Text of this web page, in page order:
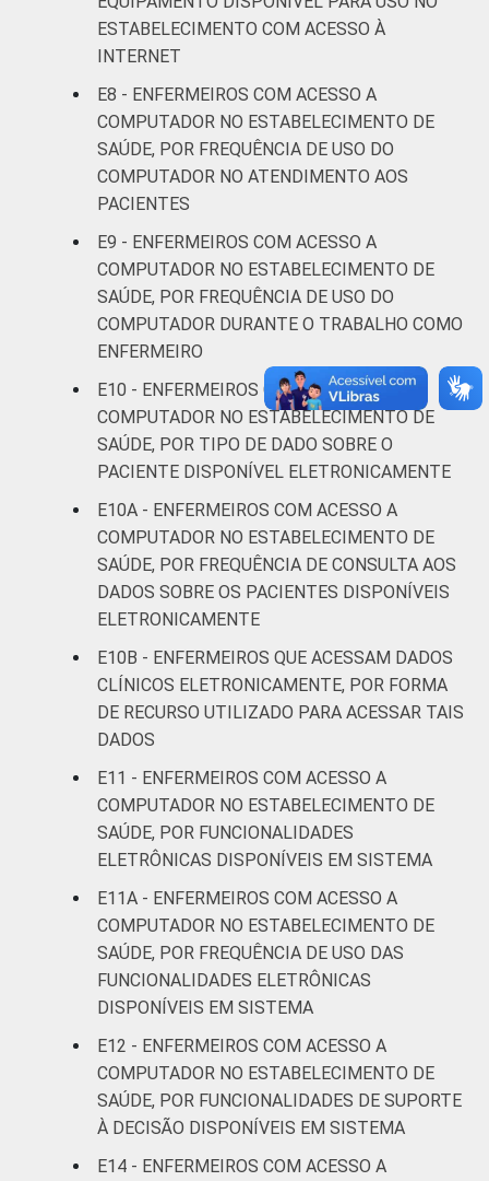
FAIXA ETÁRIA
Até 30
anos
De 31 a 40
anos
De 41
LOCALIZAÇÃO Capital 94
Interior 87
Fonte: CGI.br/NIC.br, Centro Regional de
Estudos para o Desenvolvimento da
Sociedade da Informação (Cetic.br),
Pesquisa sobre o uso das tecnologias de
estabelecimentos de saúde brasileiros - TIC
Saúde 2019.
ESTABELECIMENTO COM ACESSO À
INTERNET
E8 - ENFERMEIROS COM ACESSO A
COMPUTADOR NO ESTABELECIMENTO DE
SAÚDE, POR FREQUÊNCIA DE USO DO
COMPUTADOR NO ATENDIMENTO AOS
PACIENTES
E9 - ENFERMEIROS COM ACESSO A
COMPUTADOR NO ESTABELECIMENTO DE
SAÚDE, POR FREQUÊNCIA DE USO DO
COMPUTADOR DURANTE O TRABALHO COMO
ENFERMEIRO
E10 - ENFERMEIROS COM ACESSO A
COMPUTADOR NO ESTABELECIMENTO DE
SAÚDE, POR TIPO DE DADO SOBRE O
PACIENTE DISPONÍVEL ELETRONICAMENTE
E10A - ENFERMEIROS COM ACESSO A
COMPUTADOR NO ESTABELECIMENTO DE
SAÚDE, POR FREQUÊNCIA DE CONSULTA AOS
DADOS SOBRE OS PACIENTES DISPONÍVEIS
ELETRONICAMENTE
E10B - ENFERMEIROS QUE ACESSAM DADOS
CLÍNICOS ELETRONICAMENTE, POR FORMA
DE RECURSO UTILIZADO PARA ACESSAR TAIS
DADOS
E11 - ENFERMEIROS COM ACESSO A
COMPUTADOR NO ESTABELECIMENTO DE
SAÚDE, POR FUNCIONALIDADES
ELETRÔNICAS DISPONÍVEIS EM SISTEMA
E11A - ENFERMEIROS COM ACESSO A
COMPUTADOR NO ESTABELECIMENTO DE
SAÚDE, POR FREQUÊNCIA DE USO DAS
FUNCIONALIDADES ELETRÔNICAS
DISPONÍVEIS EM SISTEMA
E12 - ENFERMEIROS COM ACESSO A
COMPUTADOR NO ESTABELECIMENTO DE
SAÚDE, POR FUNCIONALIDADES DE SUPORTE
À DECISÃO DISPONÍVEIS EM SISTEMA
E14 - ENFERMEIROS COM ACESSO A